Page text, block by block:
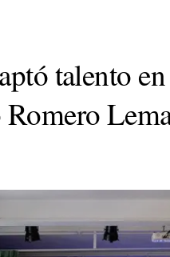
talento